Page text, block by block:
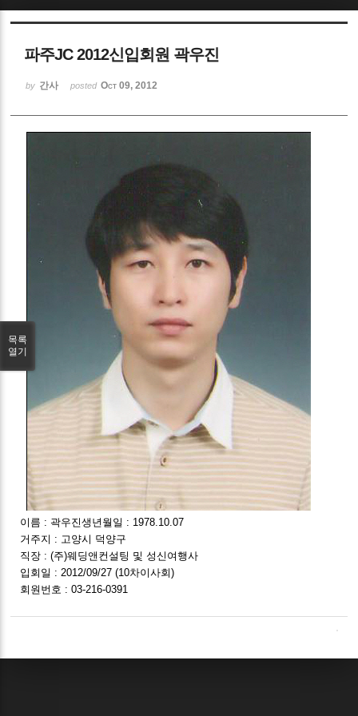
파주JC 2012신입회원 곽우진
by 간사 posted Oct 09, 2012
이름 : 곽우진생년월일 : 1978.10.07
거주지 : 고양시 덕양구
직장 : (주)웨딩앤컨설팅 및 성신여행사
입회일 : 2012/09/27 (10차이사회)
회원번호 : 03-216-0391
목록
열기
Sketchbook5, 스케치북5
Sketchbook5, 스케치북5